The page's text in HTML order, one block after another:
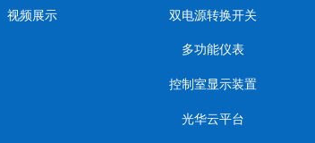
视频展示 双电源转换开关
多功能仪表
控制室显示装置
光华云平台